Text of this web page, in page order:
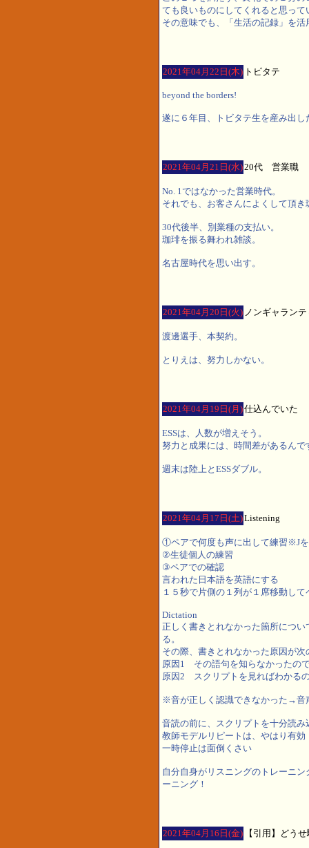
ても良いものにしてくれると思って
その意味でも、「生活の記録」を活
2021年04月22日(木) トビタテ
beyond the borders!
遂に６年目、トビタテ生を産み出し
2021年04月21日(水)20代 営業職
No. 1ではなかった営業時代。
それでも、お客さんによくして頂き
30代後半、別業種の支払い。
珈琲を振る舞われ雑談。
名古屋時代を思い出す。
2021年04月20日(火) ノンギャラン
渡邊選手、本契約。
とりえは、努力しかない。
2021年04月19日(月)仕込んでいた
ESSは、人数が増えそう。
努力と成果には、時間差があるんで
週末は陸上とESSダブル。
2021年04月17日(土)Listening
①ペアで何度も声に出して練習※J
②生徒個人の練習
③ペアでの確認
言われた日本語を英語にする
１５秒で片側の１列が１席移動して
Dictation
正しく書きとれなかった箇所につ
る。
その際、書きとれなかった原因が
原因1 その語句を知らなかっ
原因2 スクリプトを見ればわかる
※音が正しく認識できなかった→音
音読の前に、スクリプトを十分読み
教師モデルリピートは、やはり有
一時停止は面倒くさい
自分自身がリスニングのトレーニ
ーニング！
2021年04月16日(金) 【引用】どう